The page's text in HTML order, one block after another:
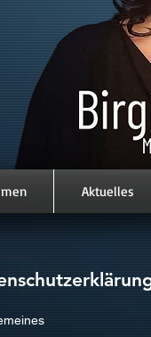
Aktuelles